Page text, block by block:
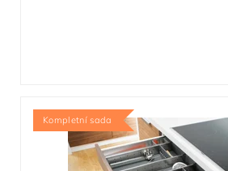
Kompletní sada